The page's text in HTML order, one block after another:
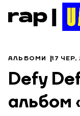
АЛЬБОМИ 17 ЧЕР,
Defy
альбом